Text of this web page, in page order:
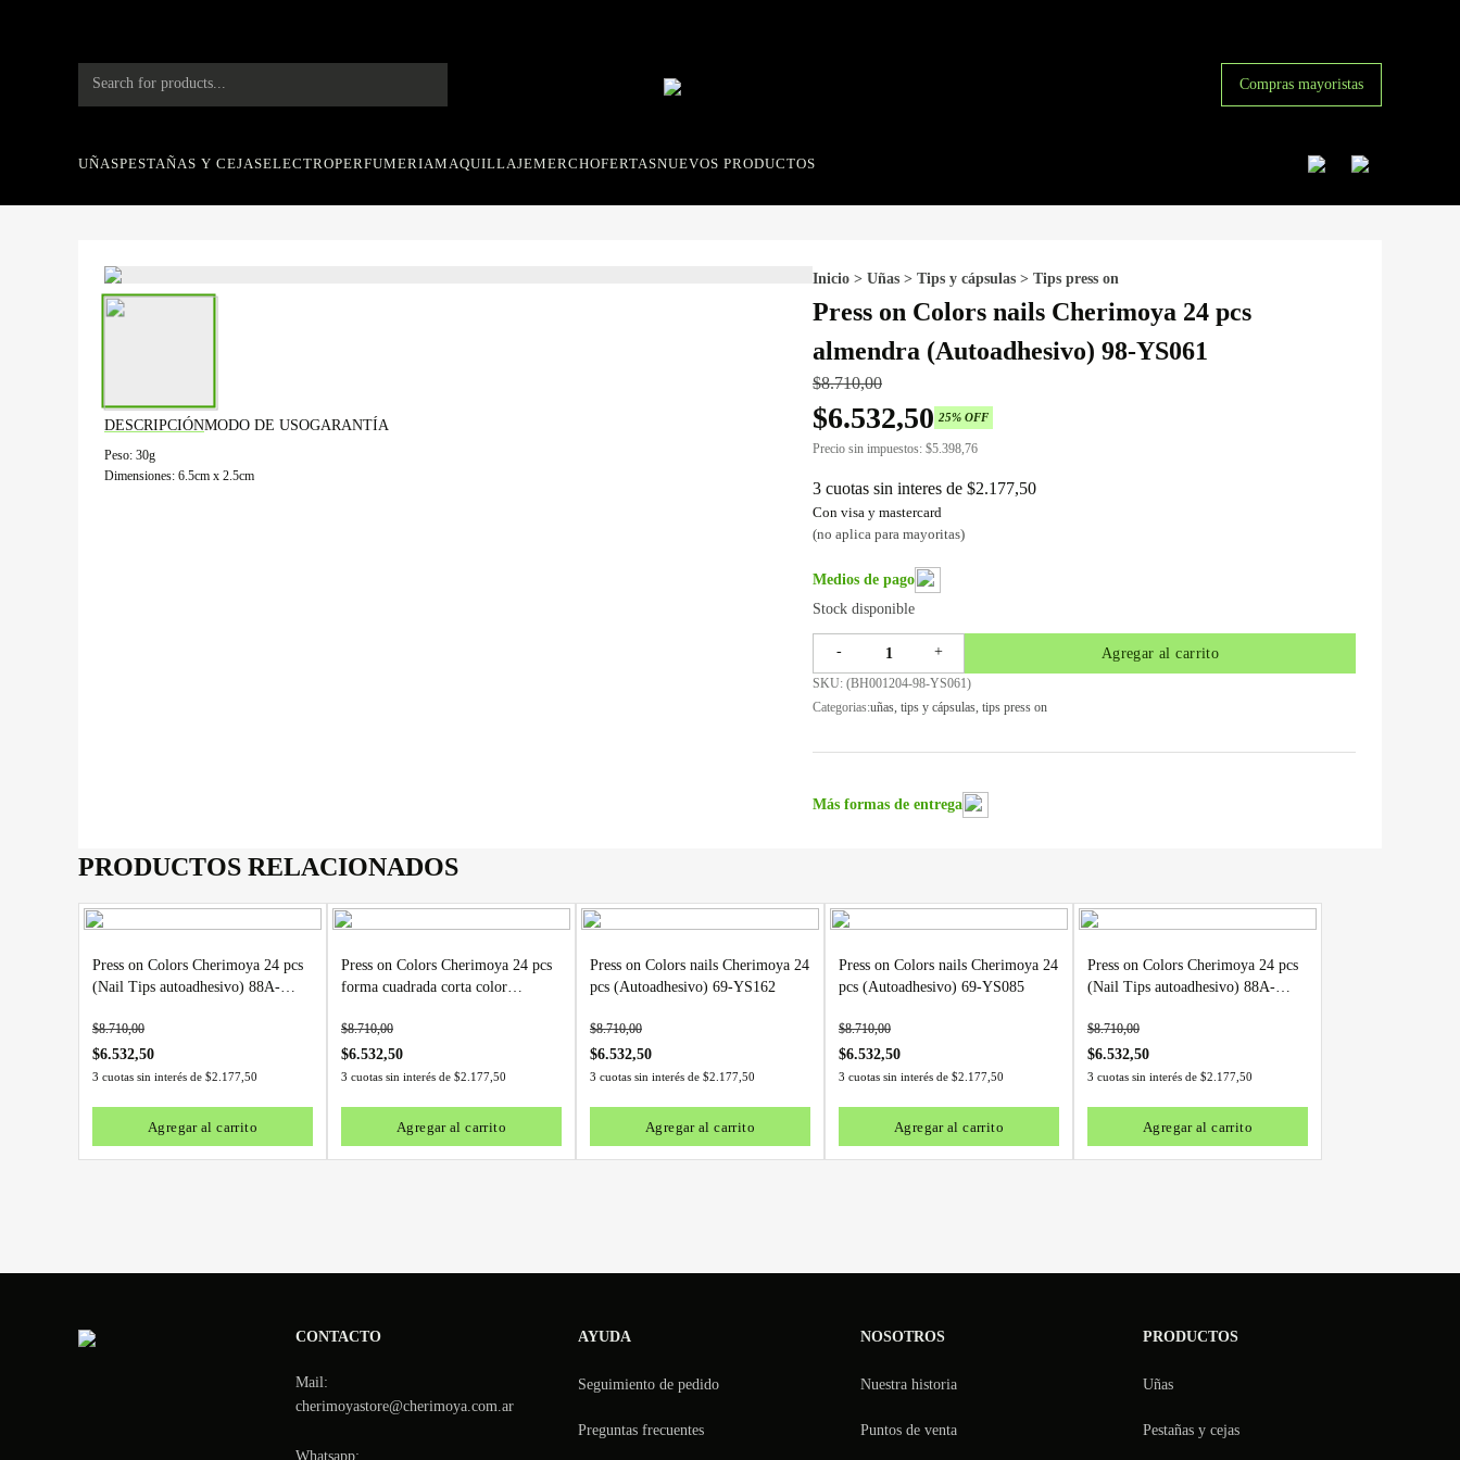
Products
search
Compras mayoristas
UÑASPESTAÑAS Y CEJASELECTROPERFUMERIAMAQUILLAJEMERCHOFERTASNUEVOS PRODUCTOS
DESCRIPCIÓNMODO DE USOGARANTÍA
Peso: 30g
Dimensiones: 6.5cm x 2.5cm
Inicio > Uñas > Tips y cápsulas > Tips press on
Press on Colors nails Cherimoya 24 pcs
almendra (Autoadhesivo) 98-YS061
$8.710,00
$6.532,50 25% OFF
Precio sin impuestos: $5.398,76
3 cuotas sin interes de $2.177,50
Con visa y mastercard
(no aplica para mayoritas)
Medios de pago
Stock disponible
- + Agregar al carrito
SKU: (BH001204-98-YS061)
Categorias:uñas, tips y cápsulas, tips press on
Más formas de entrega
PRODUCTOS RELACIONADOS
Press on Colors Cherimoya 24 pcs
(Nail Tips autoadhesivo) 88A-
$8.710,00
$6.532,50
3 cuotas sin interés de $2.177,50
Agregar al carrito
Press on Colors Cherimoya 24 pcs
forma cuadrada corta color
$8.710,00
$6.532,50
3 cuotas sin interés de $2.177,50
Agregar al carrito
Press on Colors nails Cherimoya 24
pcs (Autoadhesivo) 69-YS162
$8.710,00
$6.532,50
3 cuotas sin interés de $2.177,50
Agregar al carrito
Press on Colors nails Cherimoya 24
pcs (Autoadhesivo) 69-YS085
$8.710,00
$6.532,50
3 cuotas sin interés de $2.177,50
Agregar al carrito
Press on Colors Cherimoya 24 pcs
(Nail Tips autoadhesivo) 88A-
$8.710,00
$6.532,50
3 cuotas sin interés de $2.177,50
Agregar al carrito
CONTACTO
Mail:
cherimoyastore@cherimoya.com.ar
Whatsapp:
AYUDA
Seguimiento de pedido
Preguntas frecuentes
NOSOTROS
Nuestra historia
Puntos de venta
PRODUCTOS
Uñas
Pestañas y cejas